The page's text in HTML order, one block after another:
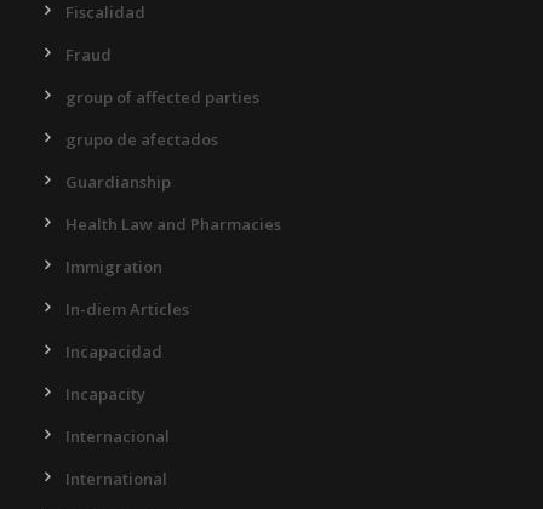
Fiscalidad
Fraud
group of affected parties
grupo de afectados
Guardianship
Health Law and Pharmacies
Immigration
In-diem Articles
Incapacidad
Incapacity
Internacional
International